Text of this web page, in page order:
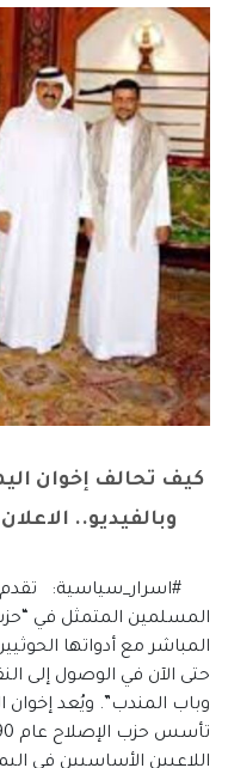
كيف تحالف إخوان
وبالفيديو..
#اسرار_سياسية: تقدم
المسلمين المتمثل في
المباشر مع أدواتها
حتى الآن في الوصول إلى
وباب المندب”. ويُعد إخوان
اللاعبين الأساسيين في